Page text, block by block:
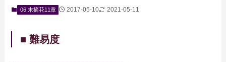
06 末摘花11章 2017-05-10 2021-05-11
■ 難易度